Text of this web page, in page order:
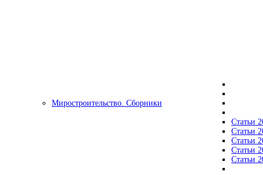
Миростроительство. Сборники
Статьи
Статьи
Статьи
Статьи
Статьи